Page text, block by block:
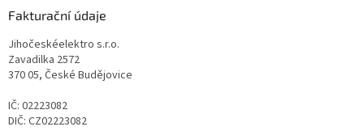
Fakturační údaje
Jihočeskéelektro s.r.o.
Zavadilka 2572
370 05, České Budějovice
IČ: 02223082
DIČ: CZ02223082